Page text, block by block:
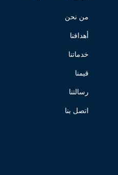
من نحن
أهدافنا
خدماتنا
قيمنا
رسالتنا
اتصل بنا